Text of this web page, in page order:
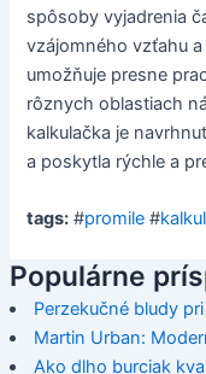
spôsoby vyjadrenia
vzájomného vzťahu
umožňuje presne
rôznych oblastiach
kalkulačka je
a poskytla rýchle a
tags: #promile #
Populárne
Perzekučné bludy
Martin Urban:
Ako dlho burciak